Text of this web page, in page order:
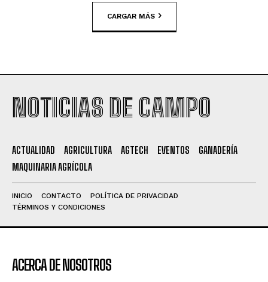
CARGAR MÁS
NOTICIAS DE CAMPO
ACTUALIDAD AGRICULTURA AGTECH EVENTOS
GANADERÍA
MAQUINARIA AGRÍCOLA
INICIO CONTACTO
POLÍTICA DE PRIVACIDAD
TÉRMINOS Y CONDICIONES
ACERCA DE NOSOTROS